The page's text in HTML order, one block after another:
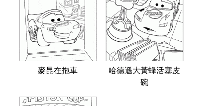
麥昆在拖車
哈德遜大黃蜂活塞皮
碗